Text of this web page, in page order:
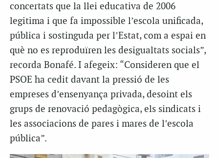
concertats que la llei educativa de 2006
legitima i que fa impossible l’escola unificada,
pública i sostinguda per l’Estat, com a espai en
què no es reproduïren les desigualtats socials”,
recorda Bonafé. I afegeix: “Consideren que el
PSOE ha cedit davant la pressió de les
empreses d’ensenyança privada, desoint els
grups de renovació pedagògica, els sindicats i
les associacions de pares i mares de l’escola
pública”.